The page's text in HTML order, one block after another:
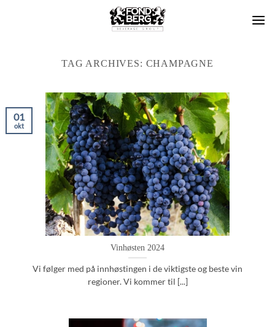
TAG ARCHIVES: CHAMPAGNE
Vinhøsten 2024
Vi følger med på innhøstingen i de viktigste og beste vin
regioner. Vi kommer til [...]
01
okt